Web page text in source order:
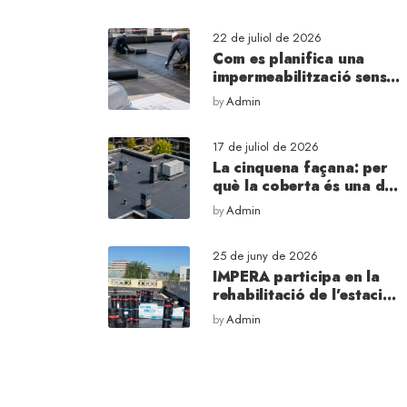
22 de juliol de 2026
Com es planifica una
impermeabilització sense
interrompre l’activitat
d’un edifici
byAdmin
17 de juliol de 2026
La cinquena façana: per
què la coberta és una de
les parts més importants
d’un edifici
byAdmin
25 de juny de 2026
IMPERA participa en la
rehabilitació de l’estació
de Cornellà de Llobregat,
una de les estacions
byAdmin